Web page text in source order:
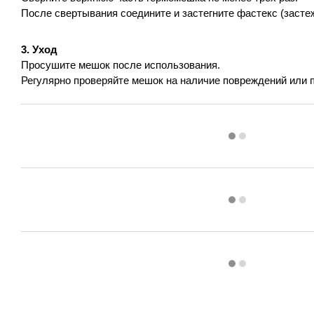
После свертывания соедините и застегните фастекс
3. Уход
Просушите мешок после использования.
Регулярно проверяйте мешок на наличие повреждений или